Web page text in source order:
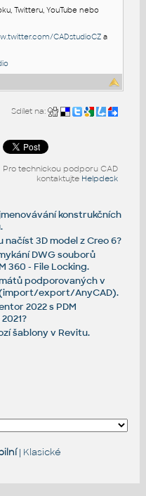
Twitteru, YouTube nebo
CADstudioCZ a
Sdílet na:
Pro technickou podporu CAD
kontaktujte Helpdesk
konstrukčních
načíst 3D model z Creo 6?
DWG souborů
360 - File Locking.
podporovaných v
export/AnyCAD).
2022 s PDM
šablony v Revitu.
| Klasické